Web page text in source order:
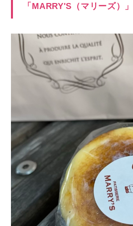
「MARRY'S（マリーズ）」